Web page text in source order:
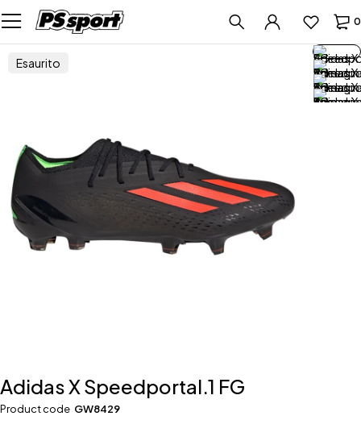
0
Esaurito
Adidas X Speedportal.1 FG
Product code GW8429